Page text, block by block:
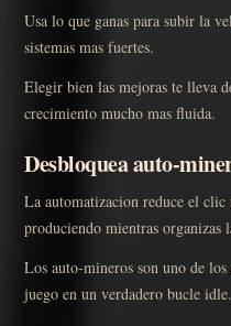
Usa lo que ganas para subir la
sistemas mas fuertes.
Elegir bien las mejoras te lleva
crecimiento mucho mas fluida.
Desbloquea auto-
La automatizacion reduce el
produciendo mientras organizas
Los auto-mineros son uno de
juego en un verdadero bucle idle.